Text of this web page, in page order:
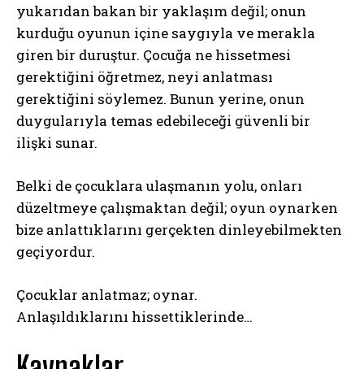
yukarıdan bakan bir yaklaşım değil; onun
kurduğu oyunun içine saygıyla ve merakla
giren bir duruştur. Çocuğa ne hissetmesi
gerektiğini öğretmez, neyi anlatması
gerektiğini söylemez. Bunun yerine, onun
duygularıyla temas edebileceği güvenli bir
ilişki sunar.
Belki de çocuklara ulaşmanın yolu, onları
düzeltmeye çalışmaktan değil; oyun oynarken
bize anlattıklarını gerçekten dinleyebilmekten
geçiyordur.
Çocuklar anlatmaz; oynar.
Anlaşıldıklarını hissettiklerinde…